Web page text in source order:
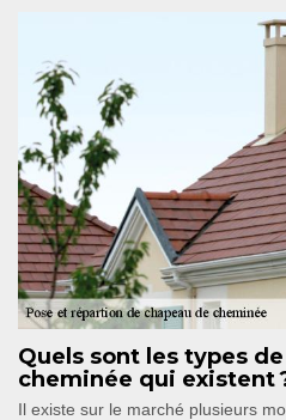
Quels sont les types
cheminée qui existent
Il existe sur le marché plusieurs